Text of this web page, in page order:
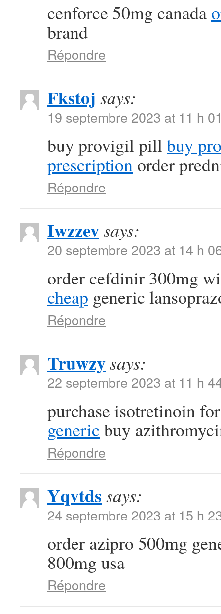
cenforce 50mg canada
brand
Répondre
Fkstoj says:
19 septembre 2023 at 11 h
buy provigil pillbuy
prescription order
Répondre
Iwzzevsays:
20 septembre 2023 at 14 h
order cefdinir 300mg
cheap generic
Répondre
Truwzysays:
22 septembre 2023 at 11 h
purchase isotretinoin
generic buy
Répondre
Yqvtds says:
24 septembre 2023 at 15 h
order azipro 500mg
800mg usa
Répondre